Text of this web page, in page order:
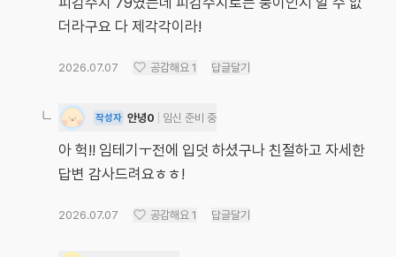
더라구요 다 제각각이라!
2026.07.07 공감해요 1 답글달기
작성자 안녕0 임신 준비 중
아 헉!! 임테기ㅜ전에 입덧 하셨구나 친절하고 자세한
답변 감사드려요ㅎㅎ!
2026.07.07 공감해요 1 답글달기